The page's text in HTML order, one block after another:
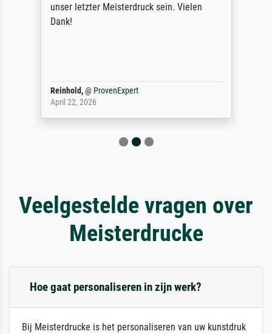
unser letzter Meisterdruck sein. Vielen
Dank!
Reinhold,@ ProvenExpert
April 22, 2026
Veelgestelde vragen over
Meisterdrucke
Hoe gaat personaliseren in zijn werk?
Bij Meisterdrucke is het personaliseren van uw kunstdruk